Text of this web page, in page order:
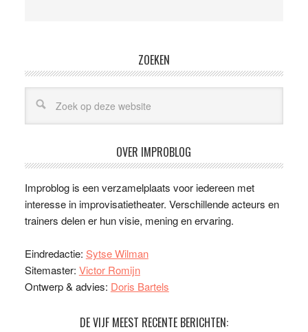
ZOEKEN
OVER IMPROBLOG
Improblog is een verzamelplaats voor iedereen met
interesse in improvisatietheater. Verschillende acteurs en
trainers delen er hun visie, mening en ervaring.
Eindredactie: Sytse Wilman
Sitemaster: Victor Romijn
Ontwerp & advies: Doris Bartels
DE VIJF MEEST RECENTE BERICHTEN: